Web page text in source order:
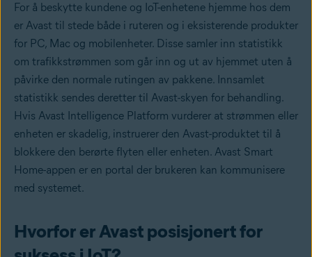
For å beskytte kundene og IoT-enhetene hjemme hos dem
er Avast til stede både i ruteren og i eksisterende produkter
for PC, Mac og mobilenheter. Disse samler inn statistikk
om trafikkstrømmen som går inn og ut av hjemmet uten å
påvirke den normale rutingen av pakkene. Innsamlet
statistikk sendes deretter til Avast-skyen for behandling.
Hvis Avast Intelligence Platform vurderer at strømmen eller
enheten er skadelig, instruerer den Avast-produktet til å
blokkere den berørte flyten eller enheten. Avast Smart
Home-appen er en portal der brukeren kan kommunisere
med systemet.
Hvorfor er Avast posisjonert for